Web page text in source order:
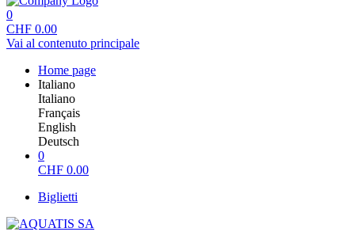
0
CHF 0.00
Vai al contenuto principale
Home page
Italiano
Italiano
Français
English
Deutsch
0
CHF 0.00
Biglietti